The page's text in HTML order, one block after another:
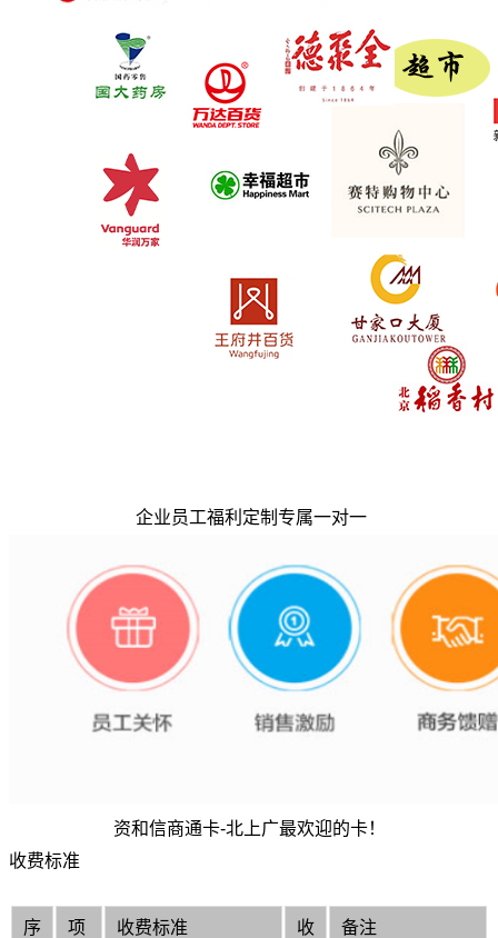
企业员工福利定制专属一对一
资和信商通卡-北上广最欢迎的卡！
收费标准
序
项
收费标准
收
备注